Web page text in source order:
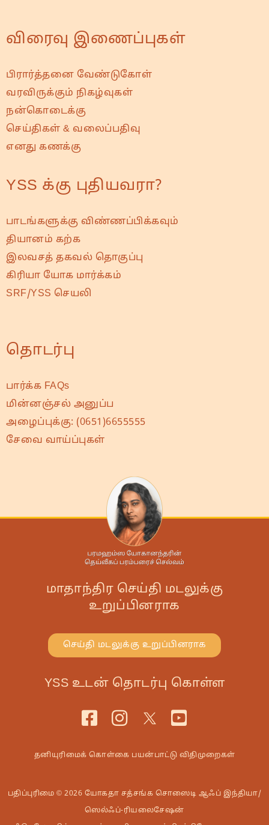
விரைவு இணைப்புகள்
பிரார்த்தனை வேண்டுகோள்
வரவிருக்கும் நிகழ்வுகள்
நன்கொடைக்கு
செய்திகள் & வலைப்பதிவு
எனது கணக்கு
YSS க்கு புதியவரா?
பாடங்களுக்கு விண்ணப்பிக்கவும்
தியானம் கற்க
இலவசத் தகவல் தொகுப்பு
கிரியா யோக மார்க்கம்
SRF/YSS செயலி
தொடர்பு
பார்க்க FAQs
மின்னஞ்சல் அனுப்ப
அழைப்புக்கு: (0651)6655555
சேவை வாய்ப்புகள்
மாதாந்திர செய்தி மடலுக்கு
உறுப்பினராக
செய்தி மடலுக்கு உறுப்பினராக
YSS உடன் தொடர்பு கொள்ள
பதிப்புரிமை © 2026 யோகதா சத்சங்க சொஸைடி ஆஃப் இந்தியா/
ஸெல்ஃப்-ரியலைசேஷன்
தனியுரிமைக் கொள்கை பயன்பாட்டு விதிமுறைகள்